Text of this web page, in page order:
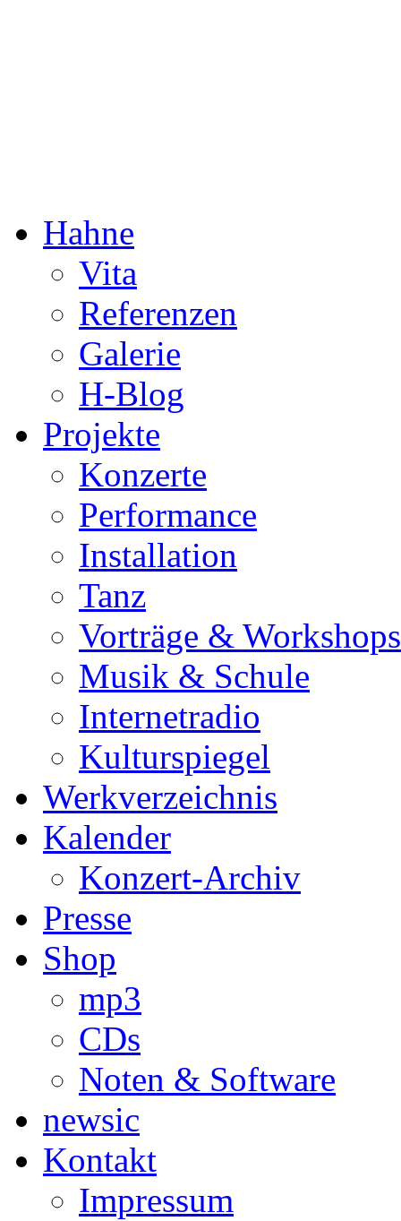
Hahne
Vita
Referenzen
Galerie
H-Blog
Projekte
Konzerte
Performance
Installation
Tanz
Vorträge & Workshops
Musik & Schule
Internetradio
Kulturspiegel
Werkverzeichnis
Kalender
Konzert-Archiv
Presse
Shop
mp3
CDs
Noten & Software
newsic
Kontakt
Impressum